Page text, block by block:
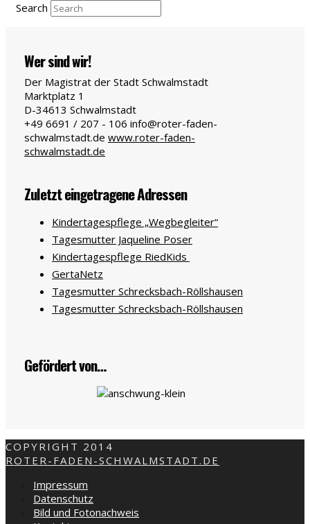
Search
Wer sind wir!
Der Magistrat der Stadt Schwalmstadt
Marktplatz 1
D-34613 Schwalmstadt
+49 6691 / 207 - 106 info@roter-faden-
schwalmstadt.de www.roter-faden-
schwalmstadt.de
Zuletzt eingetragene Adressen
Kindertagespflege „Wegbegleiter“
Tagesmutter Jaqueline Poser
Kindertagespflege RiedKids
GertaNetz
Tagesmutter Schrecksbach-Röllshausen
Tagesmutter Schrecksbach-Röllshausen
Gefördert von…
COPYRIGHT 2014
ROTER-FADEN-SCHWALMSTADT.DE
Impressum
Datenschutz
Bild und Fotonachweis